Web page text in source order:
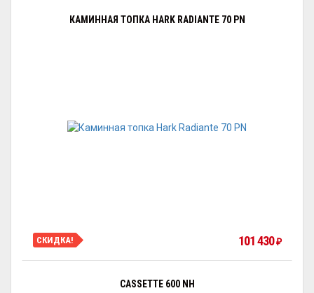
КАМИННАЯ ТОПКА HARK RADIANTE 70 PN
СКИДКА! 101 430₽
CASSETTE 600 NH